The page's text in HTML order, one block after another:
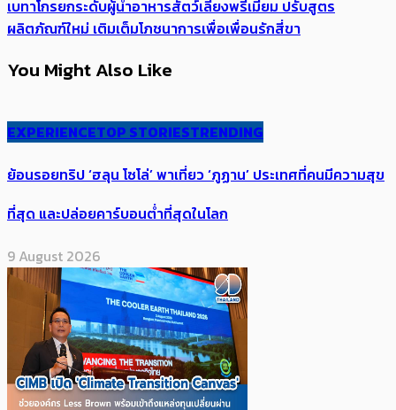
เบทาโกรยกระดับผู้นำอาหารสัตว์เลี้ยงพรีเมียม ปรับสูตร
ผลิตภัณฑ์ใหม่ เติมเต็มโภชนาการเพื่อเพื่อนรักสี่ขา
You Might Also Like
EXPERIENCETOP STORIESTRENDING
ย้อนรอยทริป ‘ฮลุน โซโล่’ ​​พาเที่ยว ‘ภูฏาน’ ประเทศ​ที่คน​มีความสุข​
ที่สุด​​ และปล่อยคาร์​บอนต่ำที่สุดในโลก
9 August 2026